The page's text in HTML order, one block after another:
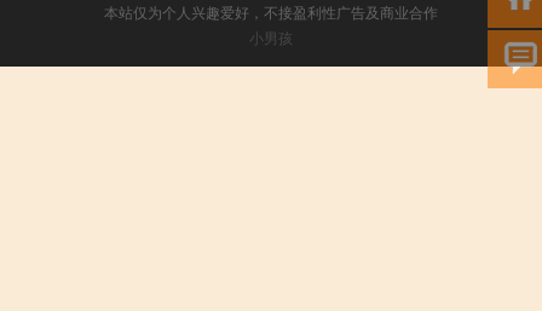
本站仅为个人兴趣爱好，不接盈利性广告及商业合作
小男孩